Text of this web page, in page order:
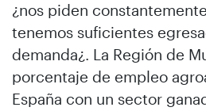
¿nos piden
tenemos suficientes
demanda¿. La Región de
porcentaje de empleo
España con un sector